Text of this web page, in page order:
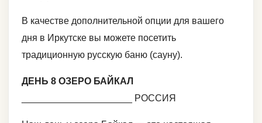
В качестве дополнительной опции для вашего
дня в Иркутске вы можете посетить
традиционную русскую баню (сауну).
ДЕНЬ 8 ОЗЕРО БАЙКАЛ
_____________________ РОССИЯ